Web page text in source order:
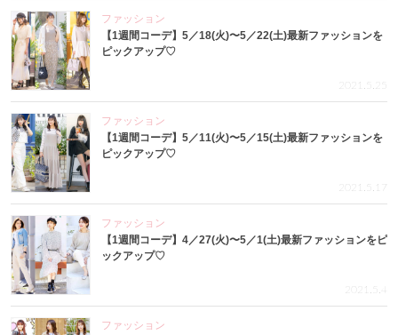
ファッション
【1週間コーデ】5／18(火)〜5／22(土)最新ファッションを
ピックアップ♡
2021.5.25
ファッション
【1週間コーデ】5／11(火)〜5／15(土)最新ファッションを
ピックアップ♡
2021.5.17
ファッション
【1週間コーデ】4／27(火)〜5／1(土)最新ファッションをピ
ックアップ♡
2021.5.4
ファッション